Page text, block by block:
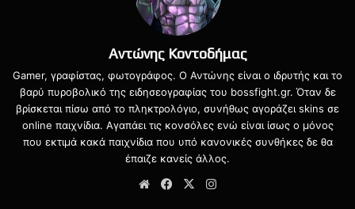
Μαζί με το Metroid Dread θα κυκλοφορήσει και ένα
πακέτο με δύο Amiibo της Samus και του E.M.M.I.
Αντώνης Κοντοδήμας
Gamer, γραφίστας, φωτογράφος. Ο Αντώνης είναι ο ιδρυτής και το
βαρύ πυροβολικό της ειδησεογραφίας του bossfight.gr. Όταν δε
βρίσκεται πίσω από το πληκτρολόγιο, συνήθως αγοράζει skins σε
online παιχνίδια. Αγαπάει τις κονσόλες ενώ είναι ίσως ο μόνος
που εκτιμά κακά παιχνίδια που υπό κανονικές συνθήκες δε θα
έπαιζε κανείς άλλος.
WebsiteFacebook
X